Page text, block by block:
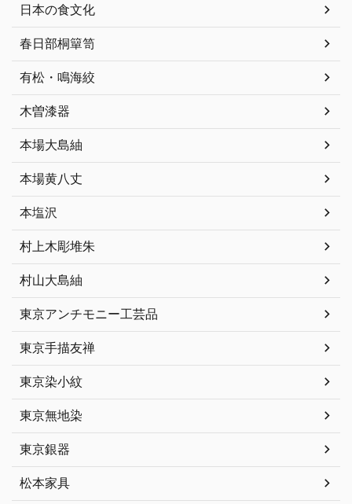
日本の食文化
春日部桐簞笥
有松・鳴海絞
木曽漆器
本場大島紬
本場黄八丈
本塩沢
村上木彫堆朱
村山大島紬
東京アンチモニー工芸品
東京手描友禅
東京染小紋
東京無地染
東京銀器
松本家具